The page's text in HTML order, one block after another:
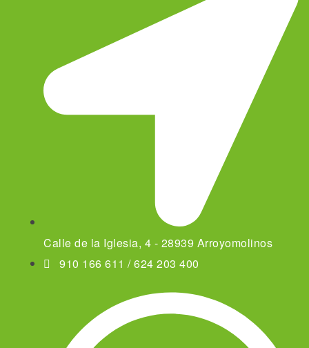
Calle de la Iglesia, 4 - 28939 Arroyomolinos
910 166 611 / 624 203 400